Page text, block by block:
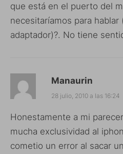
que está en el puerto del
necesitaríamos para hablar
adaptador)?. No tiene
Manaurin
28 julio, 2010 a las 16:24
Honestamente a mi
mucha exclusividad al
cometio un error al sacar